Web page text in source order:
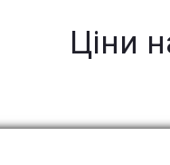
Ціни